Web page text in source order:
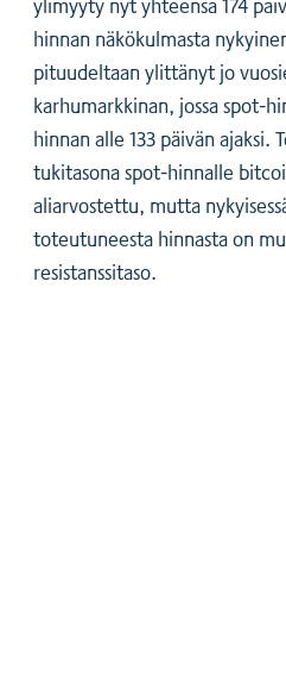
hinnan näkökulmasta
pituudeltaan ylittänyt jo
karhumarkkinan, jossa spot-
hinnan alle 133 päivän
tukitasona spot-hinnalle
aliarvostettu, mutta
toteutuneesta hinnasta on
resistanssitaso.